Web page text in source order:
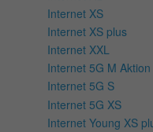
Internet XS
Internet XS plus
Internet XXL
Internet 5G M Aktion
Internet 5G S
Internet 5G XS
Internet Young XS